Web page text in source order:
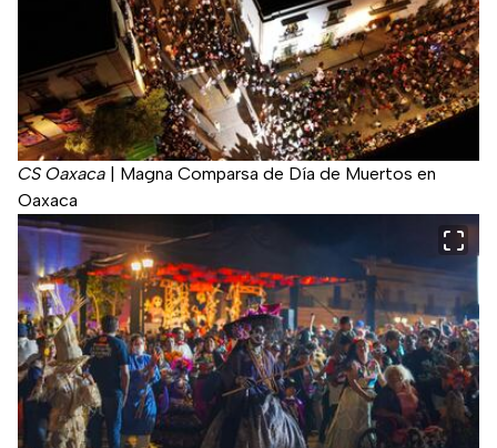
CS Oaxaca | Magna Comparsa de Día de Muertos en
Oaxaca